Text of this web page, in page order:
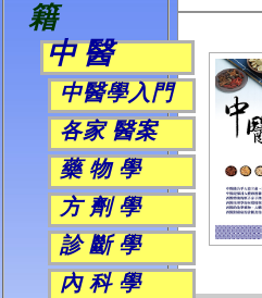
籍
中 醫
中醫學入門
各家 醫案
藥 物 學
方 劑 學
診 斷 學
內 科 學